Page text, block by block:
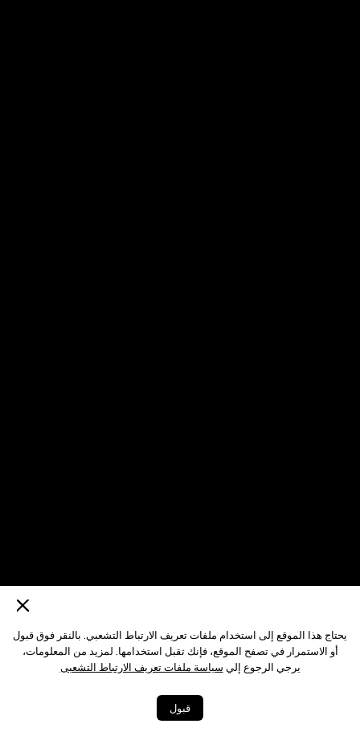
يحتاج هذا الموقع إلى استخدام ملفات تعريف الارتباط التشعبي. بالنقر فوق قبول
أو الاستمرار في تصفح الموقع، فإنك تقبل استخدامها. لمزيد من المعلومات،
يرجي الرجوع إلي سياسة ملفات تعريف الارتباط التشعبى
قبول